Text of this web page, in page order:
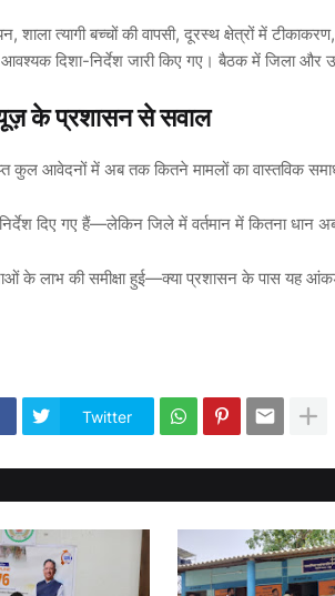
शाला त्यागी बच्चों की वापसी, दूरस्थ क्षेत्रों में
आवश्यक दिशा-निर्देश जारी किए गए। बैठक में जिला
के प्रशासन से सवाल
कुल आवेदनों में अब तक कितने मामलों का वास्तविक
दिए गए हैं—लेकिन जिले में वर्तमान में कितना धान
के लाभ की समीक्षा हुई—क्या प्रशासन के पास यह
Twitter